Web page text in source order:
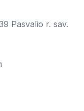
Pasvalio r. sav.